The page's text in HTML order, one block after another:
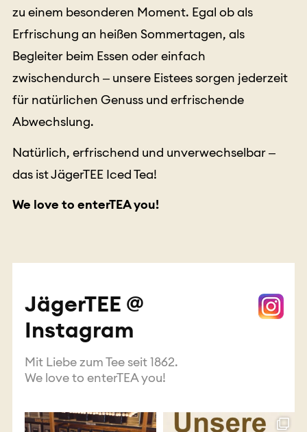
zu einem besonderen Moment. Egal ob als
Erfrischung an heißen Sommertagen, als
Begleiter beim Essen oder einfach
zwischendurch – unsere Eistees sorgen jederzeit
für natürlichen Genuss und erfrischende
Abwechslung.
Natürlich, erfrischend und unverwechselbar –
das ist JägerTEE Iced Tea!
We love to enterTEA you!
JägerTEE @
Instagram
Mit Liebe zum Tee seit 1862.
We love to enterTEA you!